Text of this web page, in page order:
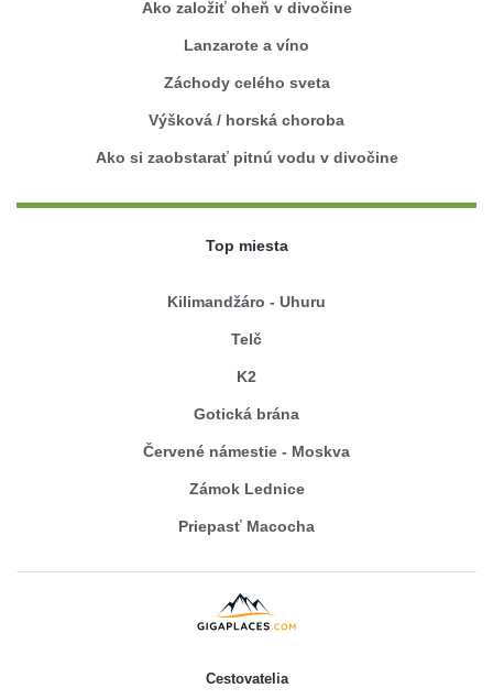
Ako založiť oheň v divočine
Lanzarote a víno
Záchody celého sveta
Výšková / horská choroba
Ako si zaobstarať pitnú vodu v divočine
Top miesta
Kilimandžáro - Uhuru
Telč
K2
Gotická brána
Červené námestie - Moskva
Zámok Lednice
Priepasť Macocha
Cestovatelia